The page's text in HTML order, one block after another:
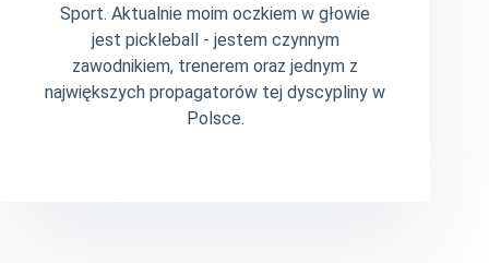
Sport. Aktualnie moim oczkiem w głowie
jest pickleball - jestem czynnym
zawodnikiem, trenerem oraz jednym z
największych propagatorów tej dyscypliny w
Polsce.